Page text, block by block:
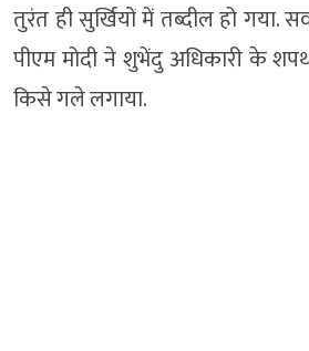
तुरंत ही सुर्खियों में तब्दील हो गया.
पीएम मोदी ने शुभेंदु अधिकारी के
किसे गले लगाया.